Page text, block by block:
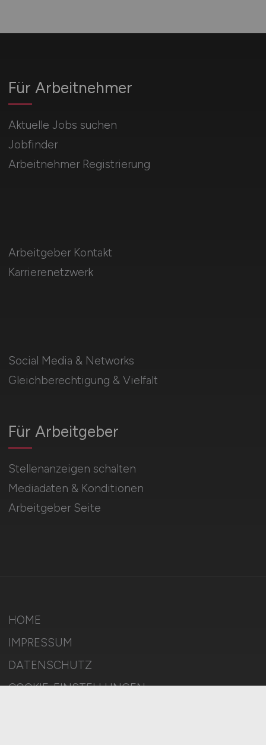
Für Arbeitnehmer
Aktuelle Jobs suchen
Jobfinder
Arbeitnehmer Registrierung
Social Media & Networks
Gleichberechtigung & Vielfalt
Für Arbeitgeber
Stellenanzeigen schalten
Mediadaten & Konditionen
Arbeitgeber Seite
Arbeitgeber Kontakt
Karrierenetzwerk
HOME
IMPRESSUM
DATENSCHUTZ
COOKIE-EINSTELLUNGEN